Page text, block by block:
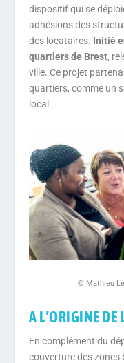
dispositif qui se
adhésions des
des locataires. Initié
quartiers de Brest,
ville. Ce projet
quartiers, comme un
local.
© Mathieu
A L’ORIGINE DE
En complément du
couverture des zones